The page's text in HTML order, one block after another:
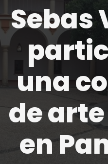
Sebas
una
de
en